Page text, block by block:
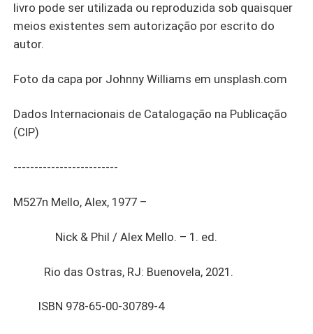
livro pode ser utilizada ou reproduzida sob quaisquer
meios existentes sem autorização por escrito do
autor.
Foto da capa por Johnny Williams em unsplash.com
Dados Internacionais de Catalogação na Publicação
(CIP)
-------------------------
M527n Mello, Alex, 1977 –
Nick & Phil / Alex Mello. – 1. ed.
Rio das Ostras, RJ: Buenovela, 2021.
ISBN 978-65-00-30789-4